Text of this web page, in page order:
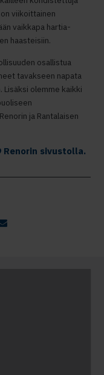
viikoittainen
vaikkapa hartia-
haasteisiin.
osallistua
tavakseen napata
olemme kaikki
ja Rantalaisen
Renorin sivustolla.